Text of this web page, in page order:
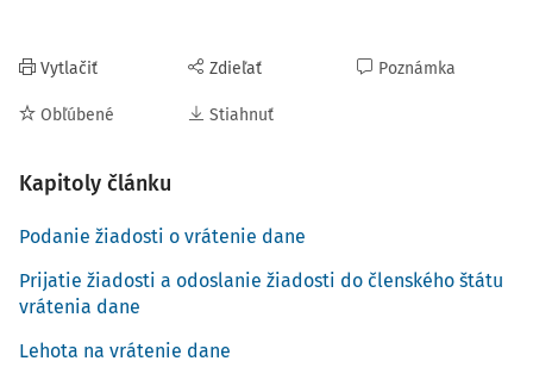
Vytlačiť
Obľúbené
Zdieľať
Stiahnuť
Poznámka
Kapitoly článku
Podanie žiadosti o vrátenie dane
Prijatie žiadosti a odoslanie žiadosti do členského štátu
vrátenia dane
Lehota na vrátenie dane